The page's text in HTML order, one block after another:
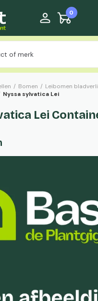
0
/ Bomen / Leibomen
Nyssa sylvatica Lei
Lei